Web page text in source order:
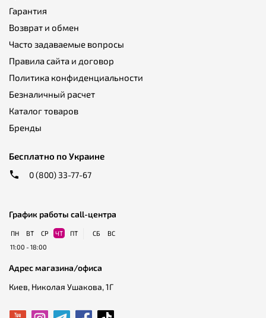
Бесплатно по Украине
0 (800) 33-77-67
Гарантия
Возврат и обмен
Часто задаваемые вопросы
Правила сайта и договор
Политика конфиденциальности
Безналичный расчет
Каталог товаров
Бренды
График работы call-центра
ПН ВТ СР ЧТ ПТ СБ
ВС
11:00 - 18:00
Адрес магазина/офиса
Киев, Николая Ушакова, 1Г